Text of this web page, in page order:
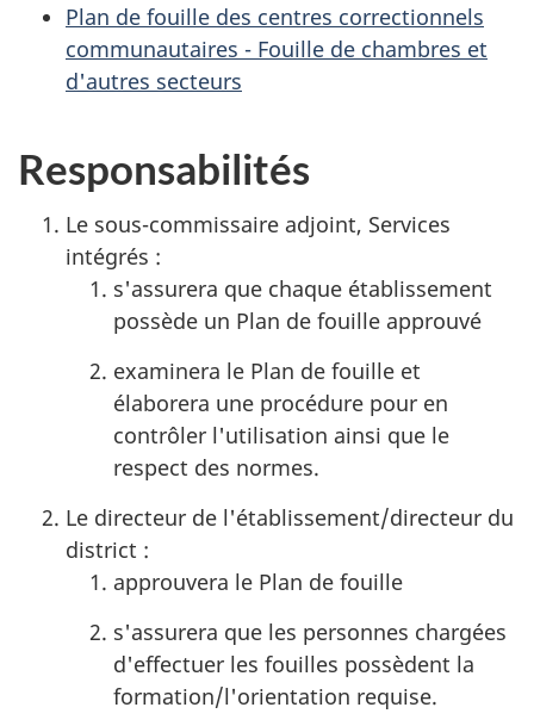
Plan de fouille des centres correctionnels
communautaires - Fouille de chambres et
d'autres secteurs
Responsabilités
Le sous-commissaire adjoint, Services
intégrés :
s'assurera que chaque établissement
possède un Plan de fouille approuvé
examinera le Plan de fouille et
élaborera une procédure pour en
contrôler l'utilisation ainsi que le
respect des normes.
Le directeur de l'établissement/directeur du
district :
approuvera le Plan de fouille
s'assurera que les personnes chargées
d'effectuer les fouilles possèdent la
formation/l'orientation requise.